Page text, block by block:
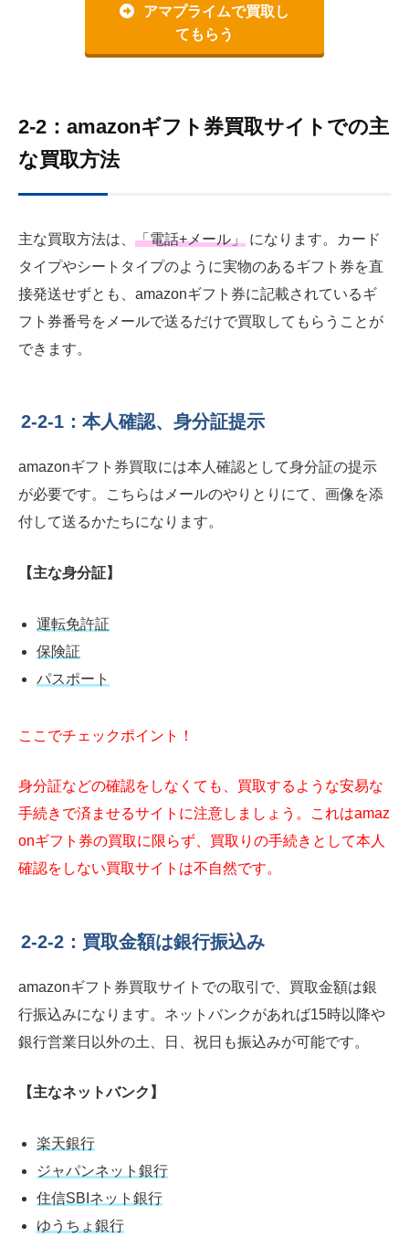
アマプライムで買取し
てもらう
2-2：amazonギフト券買取サイトでの主
な買取方法
主な買取方法は、 「電話+メール」
になります。カード
タイプやシートタイプのように実物のあるギフト券を直
接発送せずとも、amazonギフト券に記載されているギ
フト券番号をメールで送るだけで買取してもらうことが
できます。
2-2-1：本人確認、身分証提示
amazonギフト券買取には本人確認として身分証の提示
が必要です。こちらはメールのやりとりにて、画像を添
付して送るかたちになります。
【主な身分証】
運転免許証
保険証
パスポート
ここでチェックポイント！
身分証などの確認をしなくても、買取するような安易な
手続きで済ませるサイトに注意しましょう。これはamaz
onギフト券の買取に限らず、買取りの手続きとして本人
確認をしない買取サイトは不自然です。
2-2-2：買取金額は銀行振込み
amazonギフト券買取サイトでの取引で、買取金額は銀
行振込みになります。ネットバンクがあれば15時以降や
銀行営業日以外の土、日、祝日も振込みが可能です。
【主なネットバンク】
楽天銀行
ジャパンネット銀行
住信SBIネット銀行
ゆうちょ銀行